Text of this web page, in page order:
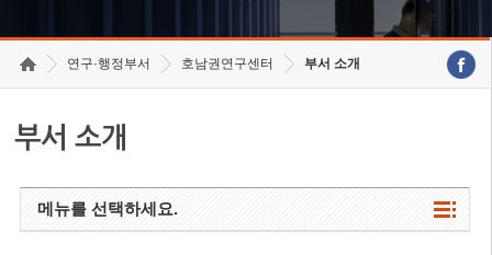
연구·행정부서 호남권연구센터 부서 소개
부서 소개
메뉴를 선택하세요.